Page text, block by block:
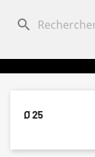
search
Ø 25